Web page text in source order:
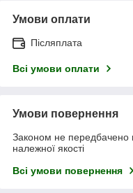
Умови оплати
Післяплата
Всі умови оплати
Умови повернення
Законом не передбачено
належної якості
Всі умови повернення